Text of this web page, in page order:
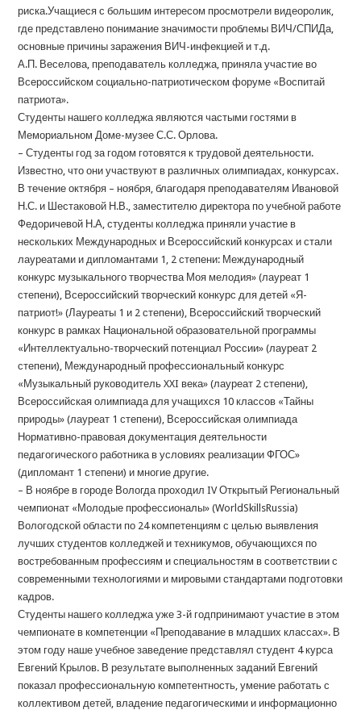
риска.Учащиеся с большим интересом просмотрели видеоролик,
где представлено понимание значимости проблемы ВИЧ/СПИДа,
основные причины заражения ВИЧ-инфекцией и т.д.
А.П. Веселова, преподаватель колледжа, приняла участие во
Всероссийском социально-патриотическом форуме «Воспитай
патриота».
Студенты нашего колледжа являются частыми гостями в
Мемориальном Доме-музее С.С. Орлова.
– Студенты год за годом готовятся к трудовой деятельности.
Известно, что они участвуют в различных олимпиадах, конкурсах.
В течение октября – ноября, благодаря преподавателям Ивановой
Н.С. и Шестаковой Н.В., заместителю директора по учебной работе
Федоричевой Н.А, студенты колледжа приняли участие в
нескольких Международных и Всероссийский конкурсах и стали
лауреатами и дипломантами 1, 2 степени: Международный
конкурс музыкального творчества Моя мелодия» (лауреат 1
степени), Всероссийский творческий конкурс для детей «Я-
патриот!» (Лауреаты 1 и 2 степени), Всероссийский творческий
конкурс в рамках Национальной образовательной программы
«Интеллектуально-творческий потенциал России» (лауреат 2
степени), Международный профессиональный конкурс
«Музыкальный руководитель XXI века» (лауреат 2 степени),
Всероссийская олимпиада для учащихся 10 классов «Тайны
природы» (лауреат 1 степени), Всероссийская олимпиада
Нормативно-правовая документация деятельности
педагогического работника в условиях реализации ФГОС»
(дипломант 1 степени) и многие другие.
– В ноябре в городе Вологда проходил IV Открытый Региональный
чемпионат «Молодые профессионалы» (WorldSkillsRussia)
Вологодской области по 24 компетенциям с целью выявления
лучших студентов колледжей и техникумов, обучающихся по
востребованным профессиям и специальностям в соответствии с
современными технологиями и мировыми стандартами подготовки
кадров.
Студенты нашего колледжа уже 3-й годпринимают участие в этом
чемпионате в компетенции «Преподавание в младших классах». В
этом году наше учебное заведение представлял студент 4 курса
Евгений Крылов. В результате выполненных заданий Евгений
показал профессиональную компетентность, умение работать с
коллективом детей, владение педагогическими и информационно